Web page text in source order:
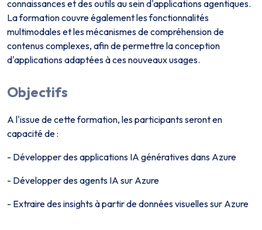
connaissances et des outils au sein d'applications agentiques.
La formation couvre également les fonctionnalités
multimodales et les mécanismes de compréhension de
contenus complexes, afin de permettre la conception
d'applications adaptées à ces nouveaux usages.
Objectifs
A l'issue de cette formation, les participants seront en
capacité de :
- Développer des applications IA génératives dans Azure
- Développer des agents IA sur Azure
- Extraire des insights à partir de données visuelles sur Azure